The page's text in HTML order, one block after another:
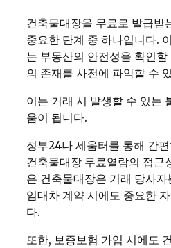
건축물대장을 무료로 발급받
중요한 단계 중 하나입니다.
는 부동산의 안전성을 확인
의 존재를 사전에 파악할 수
이는 거래 시 발생할 수 있는
움이 됩니다.
정부24나 세움터를 통해 간
건축물대장 무료열람의 접근
은 건축물대장은 거래 당사
임대차 계약 시에도 중요한
다.
또한, 보증보험 가입 시에도